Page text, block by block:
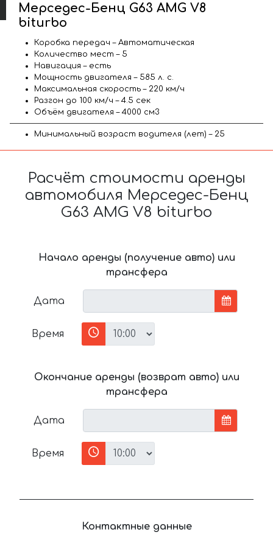
Мерседес-Бенц G63 AMG V8
biturbo
Коробка передач – Автоматическая
Количество мест – 5
Навигация – есть
Мощность двигателя – 585 л. с.
Максимальная скорость – 220 км/ч
Разгон до 100 км/ч – 4.5 сек
Объём двигателя – 4000 см3
Минимальный возраст водителя (лет) – 25
Расчёт стоимости аренды
автомобиля Мерседес-Бенц
G63 AMG V8 biturbo
Начало аренды (получение авто) или
трансфера
Дата
Время
Окончание аренды (возврат авто) или
трансфера
Дата
Время
Контактные данные